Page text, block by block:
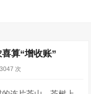
算“增收账”
3047 次